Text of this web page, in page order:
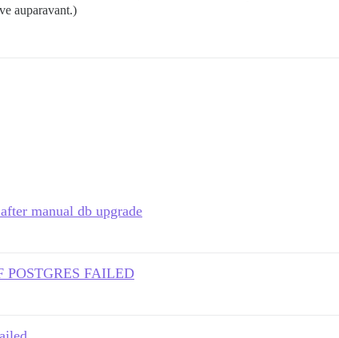
auparavant.)
manual db upgrade
POSTGRES FAILED